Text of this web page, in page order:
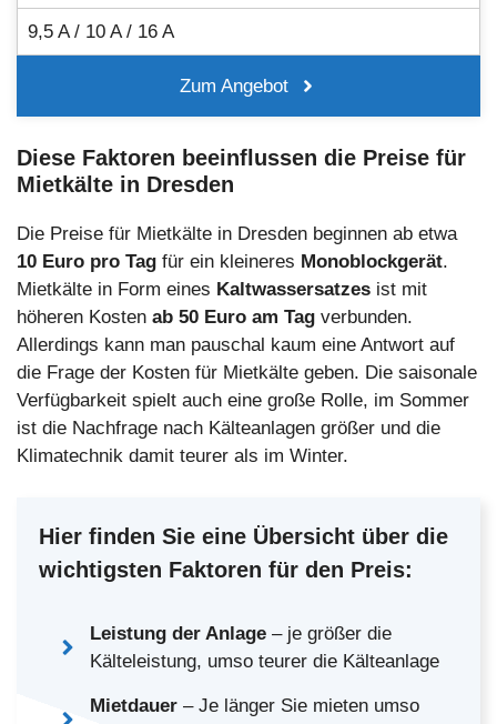
9,5 A / 10 A / 16 A
Zum Angebot
Diese Faktoren beeinflussen die Preise für
Mietkälte in Dresden
Die Preise für Mietkälte in Dresden beginnen ab etwa
10 Euro pro Tag für ein kleineres Monoblockgerät.
Mietkälte in Form eines Kaltwassersatzes ist mit
höheren Kosten ab 50 Euro am Tag verbunden.
Allerdings kann man pauschal kaum eine Antwort auf
die Frage der Kosten für Mietkälte geben. Die saisonale
Verfügbarkeit spielt auch eine große Rolle, im Sommer
ist die Nachfrage nach Kälteanlagen größer und die
Klimatechnik damit teurer als im Winter.
Hier finden Sie eine Übersicht über die
wichtigsten Faktoren für den Preis:
Leistung der Anlage– je größer die
Kälteleistung, umso teurer die Kälteanlage
Mietdauer– Je länger Sie mieten umso